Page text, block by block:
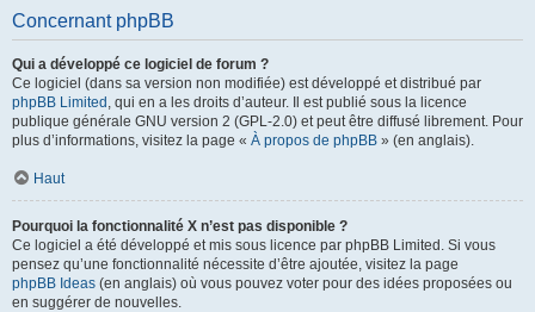
Concernant phpBB
Qui a développé ce logiciel de forum ?
Ce logiciel (dans sa version non modifiée) est développé et distribué par
phpBB Limited , qui en a les droits d’auteur. Il est publié sous la licence
publique générale GNU version 2 (GPL-2.0) et peut être diffusé librement. Pour
plus d’informations, visitez la page « À propos de phpBB » (en anglais).
Haut
Pourquoi la fonctionnalité X n’est pas disponible ?
Ce logiciel a été développé et mis sous licence par phpBB Limited. Si vous
pensez qu’une fonctionnalité nécessite d’être ajoutée, visitez la page
phpBB Ideas (en anglais) où vous pouvez voter pour des idées proposées ou
en suggérer de nouvelles.